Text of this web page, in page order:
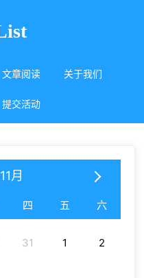
文章阅读 关于我们
提交活动
月
四 五 六
31 1 2